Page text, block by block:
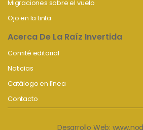
Migraciones sobre el vuelo
Ojo en la tinta
Acerca De La Raíz Invertida
Comité editorial
Noticias
Catálogo en línea
Contacto
Desarrollo Web: